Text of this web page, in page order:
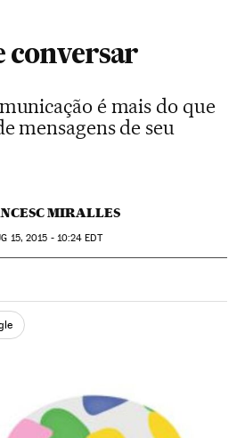
conversar
é mais do que
mensagens de seu
MIRALLES
15, 2015 - 10:24 EDT
Twitter
Redes Sociales